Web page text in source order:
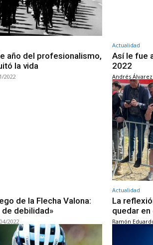
año del profesionalismo,
la vida
2022
Actualidad
Así le fue
2022
Andrés
de la Flecha Valona:
debilidad»
2022
Actualidad
La
quedar en
Ramón